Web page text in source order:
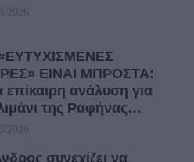
2026
ΕΙΝΑΙ ΜΠΡΟΣΤΑ:
επίκαιρη ανάλυση για
της Ραφήνας…
2026
συνεχίζει να